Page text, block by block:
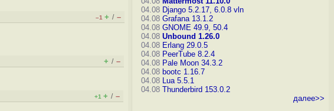
–1 + / –
+ / –
+1 + / –
04.08 Django 5.2.17, 6.0.8 vln
04.08 Grafana 13.1.2
04.08 GNOME 49.9, 50.4
04.08 Unbound 1.26.0
04.08 Erlang 29.0.5
04.08 PeerTube 8.2.4
04.08 Pale Moon 34.3.2
04.08 bootc 1.16.7
04.08 Lua 5.5.1
04.08 Thunderbird 153.0.2
далее>>